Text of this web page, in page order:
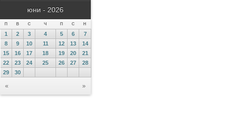
юни - 2026
П В С Ч П С Н
« »
1 2 3 4 5 6
7
8
9 10 11 12 13
14
15
16 17 18 19 20
21
22
23 24 25 26 27
28
29
30